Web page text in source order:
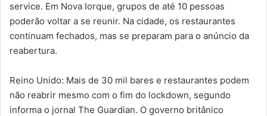
service. Em Nova Iorque, grupos de até 10 pessoas
poderão voltar a se reunir. Na cidade, os restaurantes
continuam fechados, mas se preparam para o anúncio da
reabertura.
Reino Unido: Mais de 30 mil bares e restaurantes podem
não reabrir mesmo com o fim do lockdown, segundo
informa o jornal The Guardian. O governo britânico